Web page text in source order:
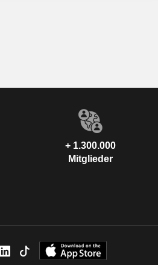
+ 1.300.000
Mitglieder